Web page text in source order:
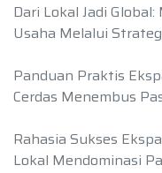
Dari Lokal Jadi
Usaha Melalui
Panduan Praktis
Cerdas Menembus
Rahasia Sukses
Lokal Mendominasi